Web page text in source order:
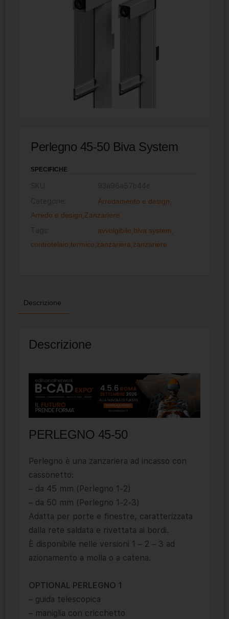
Perlegno 45-50 Biva System
SPECIFICHE
Arredamento e design
Arredo e design Zanzariere
avvolgibile biva system
controtelaio termico zanzariera zanzariere
Descrizione
Descrizione
PERLEGNO 45-50
Perlegno è una zanzariera ad incasso con
cassonetto:
– da 45 mm (Perlegno 1-2)
– da 50 mm (Perlegno 1-2-3)
Adatta per porte e finestre, caratterizzata
dalla rete saldata e rivettata ai bordi.
È disponibile nelle versioni 1 – 2 – 3 ad
azionamento a molla o a catena.
OPTIONAL PERLEGNO 1
– guida telescopica
– maniglia con cricchetto